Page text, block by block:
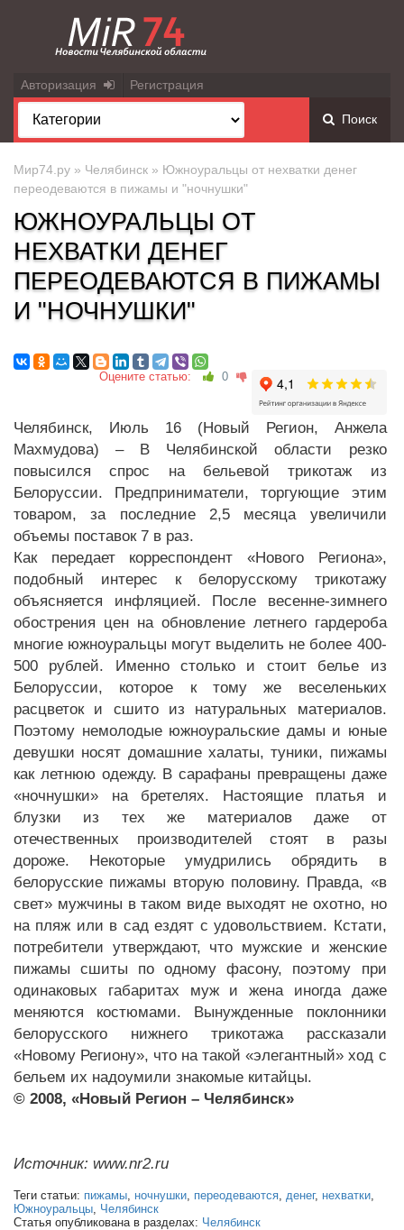
Авторизация Регистрация
Поиск
Мир74.ру » Челябинск » Южноуральцы от нехватки денег
переодеваются в пижамы и "ночнушки"
ЮЖНОУРАЛЬЦЫ ОТ
НЕХВАТКИ ДЕНЕГ
ПЕРЕОДЕВАЮТСЯ В ПИЖАМЫ
И "НОЧНУШКИ"
Оцените статью: 0
Челябинск, Июль 16 (Новый Регион, Анжела
Махмудова) – В Челябинской области резко
повысился спрос на бельевой трикотаж из
Белоруссии. Предприниматели, торгующие этим
товаром, за последние 2,5 месяца увеличили
объемы поставок 7 в раз.
Как передает корреспондент «Нового Региона»,
подобный интерес к белорусскому трикотажу
объясняется инфляцией. После весенне-зимнего
обострения цен на обновление летнего гардероба
многие южноуральцы могут выделить не более 400-
500 рублей. Именно столько и стоит белье из
Белоруссии, которое к тому же веселеньких
расцветок и сшито из натуральных материалов.
Поэтому немолодые южноуральские дамы и юные
девушки носят домашние халаты, туники, пижамы
как летнюю одежду. В сарафаны превращены даже
«ночнушки» на бретелях. Настоящие платья и
блузки из тех же материалов даже от
отечественных производителей стоят в разы
дороже. Некоторые умудрились обрядить в
белорусские пижамы вторую половину. Правда, «в
свет» мужчины в таком виде выходят не охотно, но
на пляж или в сад ездят с удовольствием. Кстати,
потребители утверждают, что мужские и женские
пижамы сшиты по одному фасону, поэтому при
одинаковых габаритах муж и жена иногда даже
меняются костюмами. Вынужденные поклонники
белорусского нижнего трикотажа рассказали
«Новому Региону», что на такой «элегантный» ход с
бельем их надоумили знакомые китайцы.
© 2008, «Новый Регион – Челябинск»
Источник: www.nr2.ru
Теги статьи: пижамы, ночнушки, переодеваются, денег, нехватки,
Южноуральцы, Челябинск
Статья опубликована в разделах: Челябинск